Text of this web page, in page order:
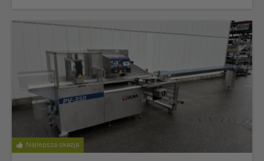
Najlepsza okazja